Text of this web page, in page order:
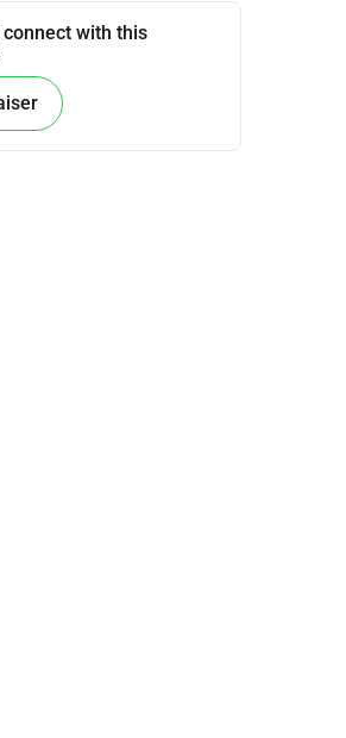
with this